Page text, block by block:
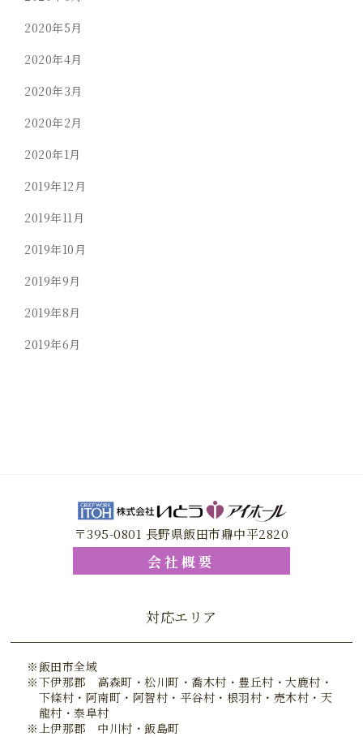
2020年5月
2020年4月
2020年3月
2020年2月
2020年1月
2019年12月
2019年11月
2019年10月
2019年9月
2019年8月
2019年6月
〒395-0801 長野県飯田市鼎中平2820
会社概要
対応エリア
飯田市全域
下伊那郡 高森町・松川町・喬木村・豊丘村・大鹿村・
下條村・阿南町・阿智村・平谷村・根羽村・売木村・天
龍村・泰阜村
上伊那郡 中川村・飯島町